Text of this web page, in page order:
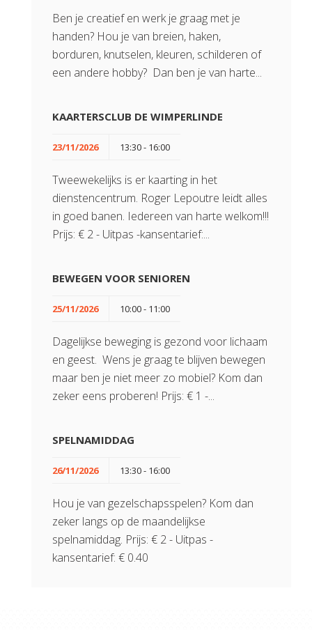
Ben je creatief en werk je graag met je
handen? Hou je van breien, haken,
borduren, knutselen, kleuren, schilderen of
een andere hobby? Dan ben je van harte...
KAARTERSCLUB DE WIMPERLINDE
23/11/2026 13:30 - 16:00
Tweewekelijks is er kaarting in het
dienstencentrum. Roger Lepoutre leidt alles
in goed banen. Iedereen van harte welkom!!!
Prijs: € 2 - Uitpas -kansentarief:...
BEWEGEN VOOR SENIOREN
25/11/2026 10:00 - 11:00
Dagelijkse beweging is gezond voor lichaam
en geest. Wens je graag te blijven bewegen
maar ben je niet meer zo mobiel? Kom dan
zeker eens proberen! Prijs: € 1 -...
SPELNAMIDDAG
26/11/2026 13:30 - 16:00
Hou je van gezelschapsspelen? Kom dan
zeker langs op de maandelijkse
spelnamiddag. Prijs: € 2 - Uitpas -
kansentarief: € 0.40